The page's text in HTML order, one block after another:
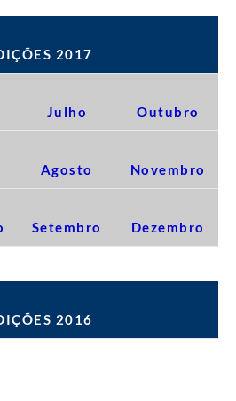
2017
Julho Outubro
Agosto Novembro
Setembro Dezembro
2016